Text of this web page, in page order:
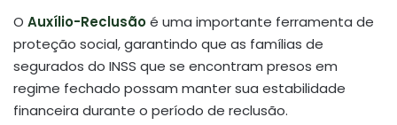
O Auxílio-Reclusãoé uma importante ferramenta de
proteção social, garantindo que as famílias de
segurados do INSS que se encontram presos em
regime fechado possam manter sua estabilidade
financeira durante o período de reclusão.